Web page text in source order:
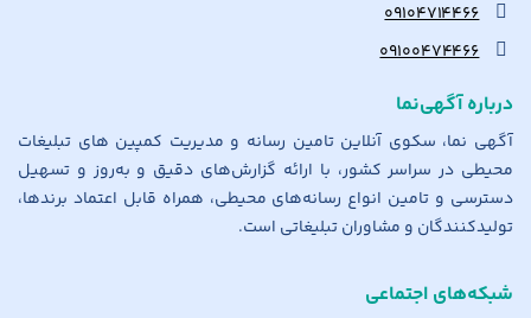
۰۹۱۰۴۷۱۴۴۶۶
۰۹۱۰۰۴۷۴۴۶۶
درباره آگهی‌نما
آگهی نما، سکوی آنلاین تامین رسانه و مدیریت کمپین های تبلیغات
محیطی در سراسر کشور، با ارائه گزارش‌های دقیق و به‌روز و تسهیل
دسترسی و تامین انواع رسانه‌های محیطی، همراه قابل اعتماد برندها،
تولیدکنندگان و مشاوران تبلیغاتی است.
شبکه‌های اجتماعی